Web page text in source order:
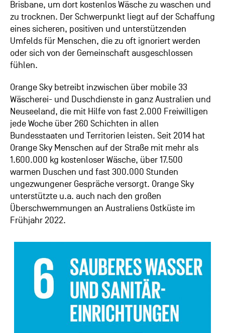
Brisbane, um dort kostenlos Wäsche zu waschen und
zu trocknen. Der Schwerpunkt liegt auf der Schaffung
eines sicheren, positiven und unterstützenden
Umfelds für Menschen, die zu oft ignoriert werden
oder sich von der Gemeinschaft ausgeschlossen
fühlen.
Orange Sky betreibt inzwischen über mobile 33
Wäscherei- und Duschdienste in ganz Australien und
Neuseeland, die mit Hilfe von fast 2.000 Freiwilligen
jede Woche über 260 Schichten in allen
Bundesstaaten und Territorien leisten. Seit 2014 hat
Orange Sky Menschen auf der Straße mit mehr als
1.600.000 kg kostenloser Wäsche, über 17.500
warmen Duschen und fast 300.000 Stunden
ungezwungener Gespräche versorgt. Orange Sky
unterstützte u.a. auch nach den großen
Überschwemmungen an Australiens Ostküste im
Frühjahr 2022.